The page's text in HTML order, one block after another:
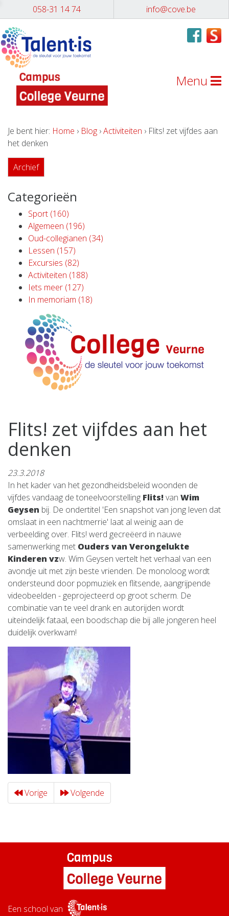
058-31 14 74 info@cove.be
Menu
Je bent hier: Home › Blog ›Activiteiten › Flits! zet vijfdes aan
het denken
Archief
Categorieën
Sport (160)
Algemeen (196)
Oud-collegianen (34)
Lessen (157)
Excursies (82)
Activiteiten (188)
Iets meer (127)
In memoriam (18)
Flits! zet vijfdes aan het
denken
23.3.2018
In het kader van het gezondheidsbeleid woonden de
vijfdes vandaag de toneelvoorstelling Flits! van Wim
Geysen bij. De ondertitel 'Een snapshot van jong leven dat
omslaat in een nachtmerrie' laat al weinig aan de
verbeelding over. Flits! werd gecreëerd in nauwe
samenwerking met Ouders van Verongelukte
Kinderen vzw. Wim Geysen vertelt het verhaal van een
avondje uit met zijn beste vrienden. De monoloog wordt
ondersteund door popmuziek en flitsende, aangrijpende
videobeelden - geprojecteerd op groot scherm. De
combinatie van te veel drank en autorijden wordt
uiteindelijk fataal, een boodschap die bij alle jongeren heel
duidelijk overkwam!
Vorige Volgende
Een school van